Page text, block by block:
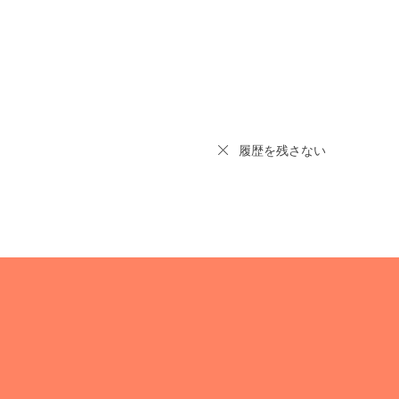
履歴を残さない